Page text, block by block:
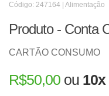
Código: 247164 | Alimentação
Produto - Conta
CARTÃO CONSUMO
R$50,00 ou 10x